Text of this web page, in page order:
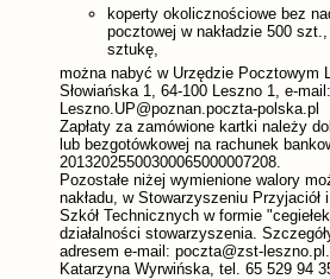
koperty okolicznościowe bez
pocztowej w nakładzie 500
sztukę,
można nabyć w Urzędzie Pocztowym
Słowiańska 1, 64-100 Leszno 1, e-mail:
Leszno.UP@poznan.poczta-polska.pl
Zapłaty za zamówione kartki należy
lub bezgotówkowej na rachunek
20132025500300065000007208.
Pozostałe niżej wymienione walory
nakładu, w Stowarzyszeniu Przyjaciół
Szkół Technicznych w formie
działalności stowarzyszenia.
adresem e-mail: poczta@zst-
Katarzyna Wyrwińska, tel. 65 529 94